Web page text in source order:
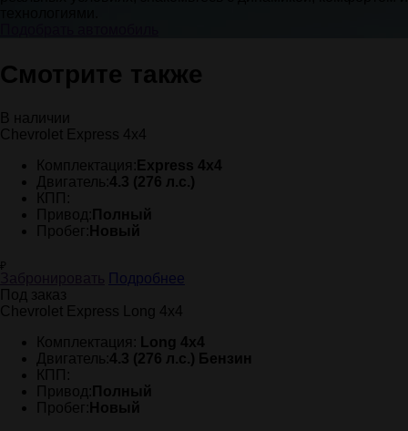
Смотрите также
В наличии
Chevrolet Express 4x4
Комплектация: Express 4x4
Двигатель:4.3 (276 л.с.)
КПП:
Привод: Полный
Пробег: Новый
₽
Подробнее
Под заказ
Chevrolet Express Long 4x4
Комплектация: Long 4x4
Двигатель:4.3 (276 л.с.) Бензин
КПП:
Привод: Полный
Пробег: Новый